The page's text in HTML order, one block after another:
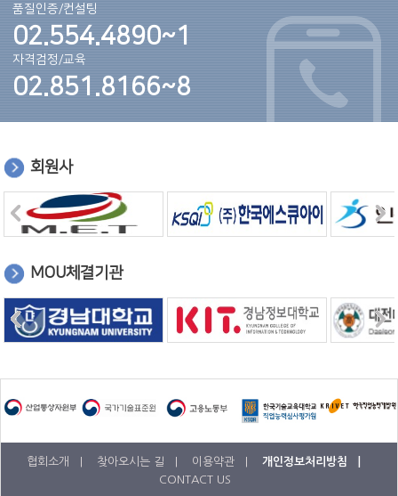
품질인증/컨설팅
02.554.4890~1
자격검정/교육
02.851.8166~8
회원사
MOU체결기관
협회소개 | 찾아오시는 길 | 이용약관 |
개인정보처리방침 |
CONTACT US